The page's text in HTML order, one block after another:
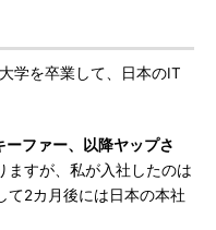
学を卒業して、日本のIT
ファー、以降ヤップさ
すが、私が入社したのは
て2カ月後には日本の本社